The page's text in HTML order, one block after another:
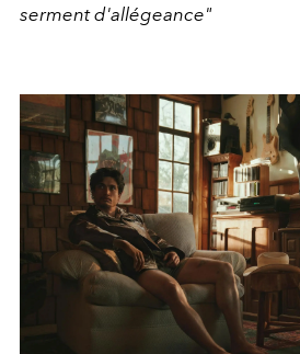
serment d'allégeance"